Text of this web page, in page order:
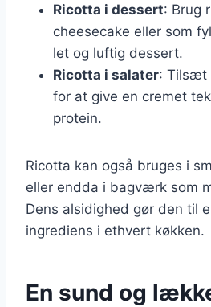
Ricotta i dessert: Brug
cheesecake eller som
let og luftig dessert.
Ricotta i salater: Tilsæt
for at give en cremet
protein.
Ricotta kan også bruges i
eller endda i bagværk som
Dens alsidighed gør den til
ingrediens i ethvert køkken.
En sund og